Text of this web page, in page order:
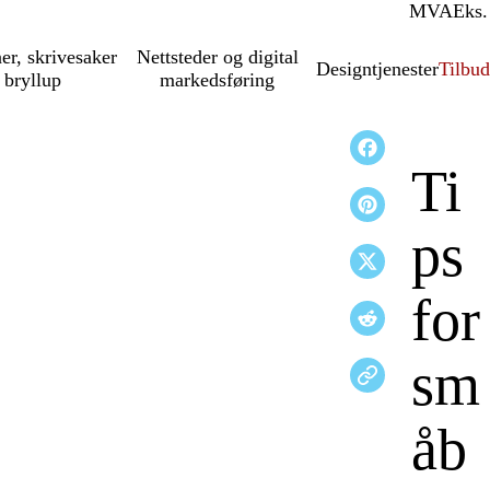
MVAInkl.
Eks.
skrivesaker
bryllup
Nettsteder og digital
markedsføring
DesigntjenesterTilbud
Ti
ps
for
sm
åb